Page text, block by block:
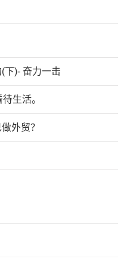
下)- 奋力一击
生活。
外贸？